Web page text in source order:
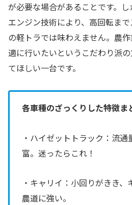
が必要な場合があることです。
エンジン技術により、高回転ま
の軽トラでは味わえません。農
適に行いたいというこだわり派
てほしい一台です。
各車種のざっくりした特徴ま
・ハイゼットトラック：流
富。迷ったらこれ！
・キャリイ：小回りがきき
農道に強い。